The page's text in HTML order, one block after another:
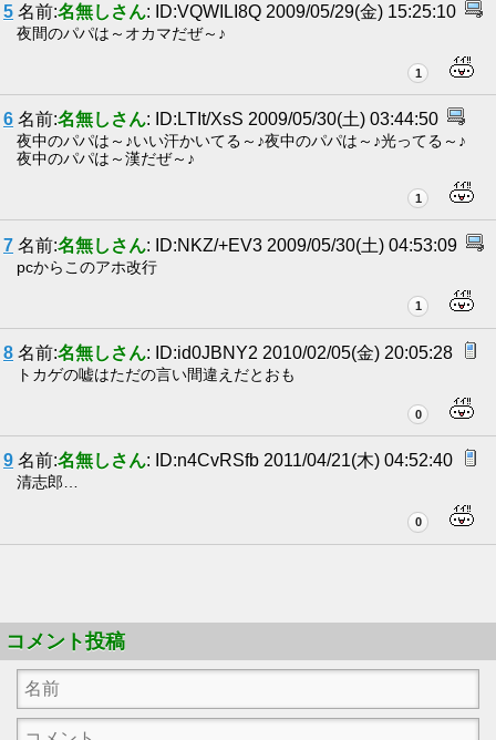
5 名前:名無しさん: ID:VQWILI8Q 2009/05/29(金) 15:25:10
夜間のパパは～オカマだぜ～♪
1
6 名前:名無しさん: ID:LTIt/XsS 2009/05/30(土) 03:44:50
夜中のパパは～♪いい汗かいてる～♪夜中のパパは～♪光ってる～♪
夜中のパパは～漢だぜ～♪
1
7 名前:名無しさん: ID:NKZ/+EV3 2009/05/30(土) 04:53:09
pcからこのアホ改行
1
8 名前:名無しさん: ID:id0JBNY2 2010/02/05(金) 20:05:28
トカゲの嘘はただの言い間違えだとおも
0
9 名前:名無しさん: ID:n4CvRSfb 2011/04/21(木) 04:52:40
清志郎…
0
コメント投稿